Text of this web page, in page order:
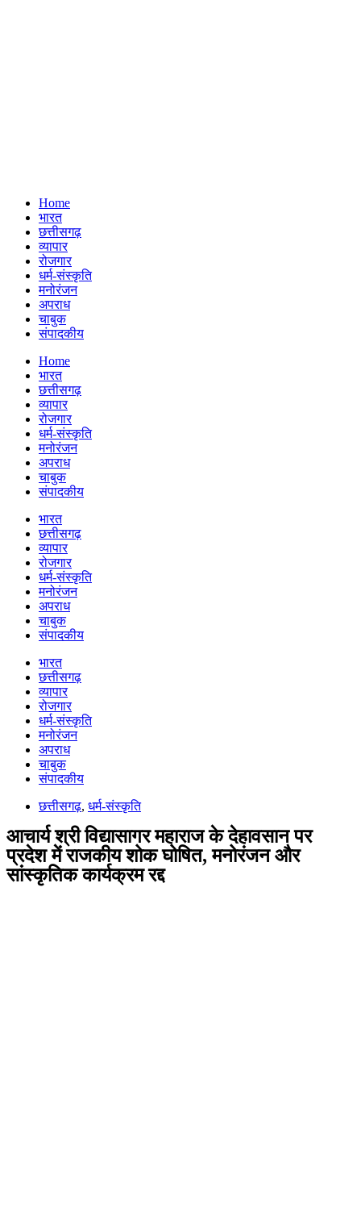
Home
भारत
छत्तीसगढ़
व्यापार
रोजगार
धर्म-संस्कृति
मनोरंजन
अपराध
चाबुक
संपादकीय
Menu
Home
भारत
छत्तीसगढ़
व्यापार
रोजगार
धर्म-संस्कृति
मनोरंजन
अपराध
चाबुक
संपादकीय
भारत
छत्तीसगढ़
व्यापार
रोजगार
धर्म-संस्कृति
मनोरंजन
अपराध
चाबुक
संपादकीय
भारत
छत्तीसगढ़
व्यापार
रोजगार
धर्म-संस्कृति
मनोरंजन
अपराध
चाबुक
संपादकीय
छत्तीसगढ़, धर्म-संस्कृति
आचार्य श्री विद्यासागर महाराज के देहावसान पर
प्रदेश में राजकीय शोक घोषित, मनोरंजन और
सांस्कृतिक कार्यक्रम रद्द